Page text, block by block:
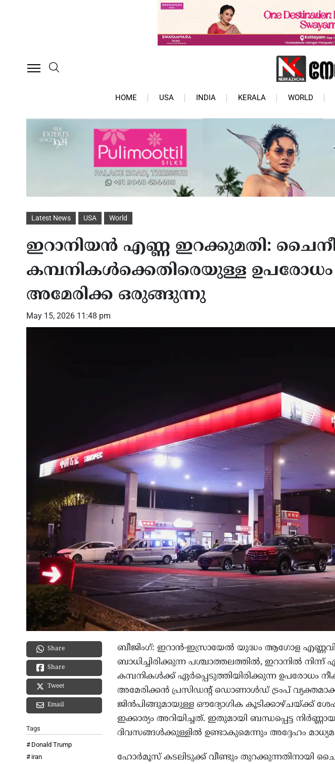
HOME USA INDIA KERALA WORLD
Latest News USA World
ഇറാനിയൻ എണ്ണ ഇറക്കുമതി:
കമ്പനികൾക്കെതിരെയുള്ള ഉപരോധം
അമേരിക്ക ഒരുങ്ങുന്നു
May 15, 2026 11:48 pm
Share
Share
Tweet
Email
Tags
Donald Trump
iran
ബീജിംഗ്: ഇറാൻ-ഇസ്രായേൽ യുദ്ധം ആഗോള
ബാധിച്ചിരിക്കുന്ന പശ്ചാത്തലത്തിൽ, ഇറാനിൽ
കമ്പനികൾക്ക് ഏർപ്പെടുത്തിയിരിക്കുന്ന ഉപരോധം
അമേരിക്കൻ പ്രസിഡന്റ് ഡൊണാൾഡ് ട്രംപ്
ജിൻപിങ്ങുമായുള്ള ഔദ്യോഗിക കൂടിക്കാഴ്ചയ്ക്ക്
ഇക്കാര്യം അറിയിച്ചത്. ഇതുമായി ബന്ധപ്പെട്ട
ദിവസങ്ങൾക്കുള്ളിൽ ഉണ്ടാകുമെന്നും അദ്ദേഹം
ഹോർമൂസ് കടലിടുക്ക് വീണ്ടും തുറക്കുന്നതിനായി